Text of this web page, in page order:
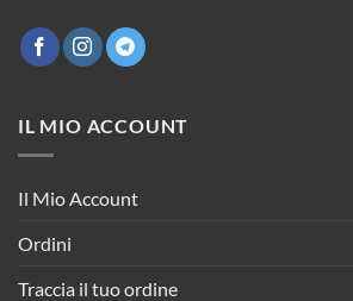
IL MIO ACCOUNT
Il Mio Account
Ordini
Traccia il tuo ordine